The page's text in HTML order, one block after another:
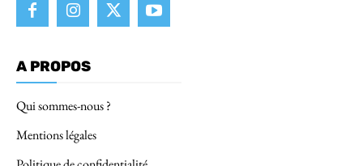
A PROPOS
Qui sommes-nous ?
Mentions légales